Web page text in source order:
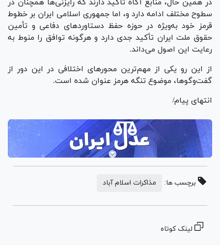
در همین حال، منابع آگاه تأکید دارند که رایزنی‌ها همچنان در
سطوح مختلف ادامه دارد و، اما جمهوری اسلامی ایران بر خطوط
قرمز خود به‌ویژه در حوزه حفظ دستاورد‌های دفاعی و تأمین
حقوق ملت ایران تأکید جدی دارد و هرگونه توافق را منوط به
رعایت این اصول می‌داند.
از این رو یکی از مهم‌ترین محور‌های اختلافی در این دور از
گفت‌وگوها، موضوع تنگه هرمز عنوان شده است.
انتهای پیام/
برچسب ها: مذاکرات اسلام آباد
لینک کوتاه